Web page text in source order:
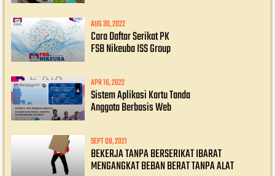
AUG 30, 2022
Cara Daftar Serikat PK
FSB Nikeuba ISS Group
APR 16, 2022
Sistem Aplikasi Kartu Tanda
Anggota Berbasis Web
SEPT 08, 2021
BEKERJA TANPA BERSERIKAT IBARAT
MENGANGKAT BEBAN BERAT TANPA ALAT